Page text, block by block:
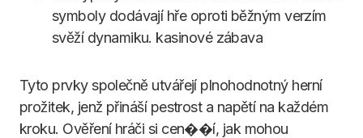
symboly dodávají hře oproti běžným verzím
svěží dynamiku. kasinové zábava
Tyto prvky společně utvářejí plnohodnotný herní
prožitek, jenž přináší pestrost a napětí na každém
kroku. Ověření hráči si cen��í, jak mohou